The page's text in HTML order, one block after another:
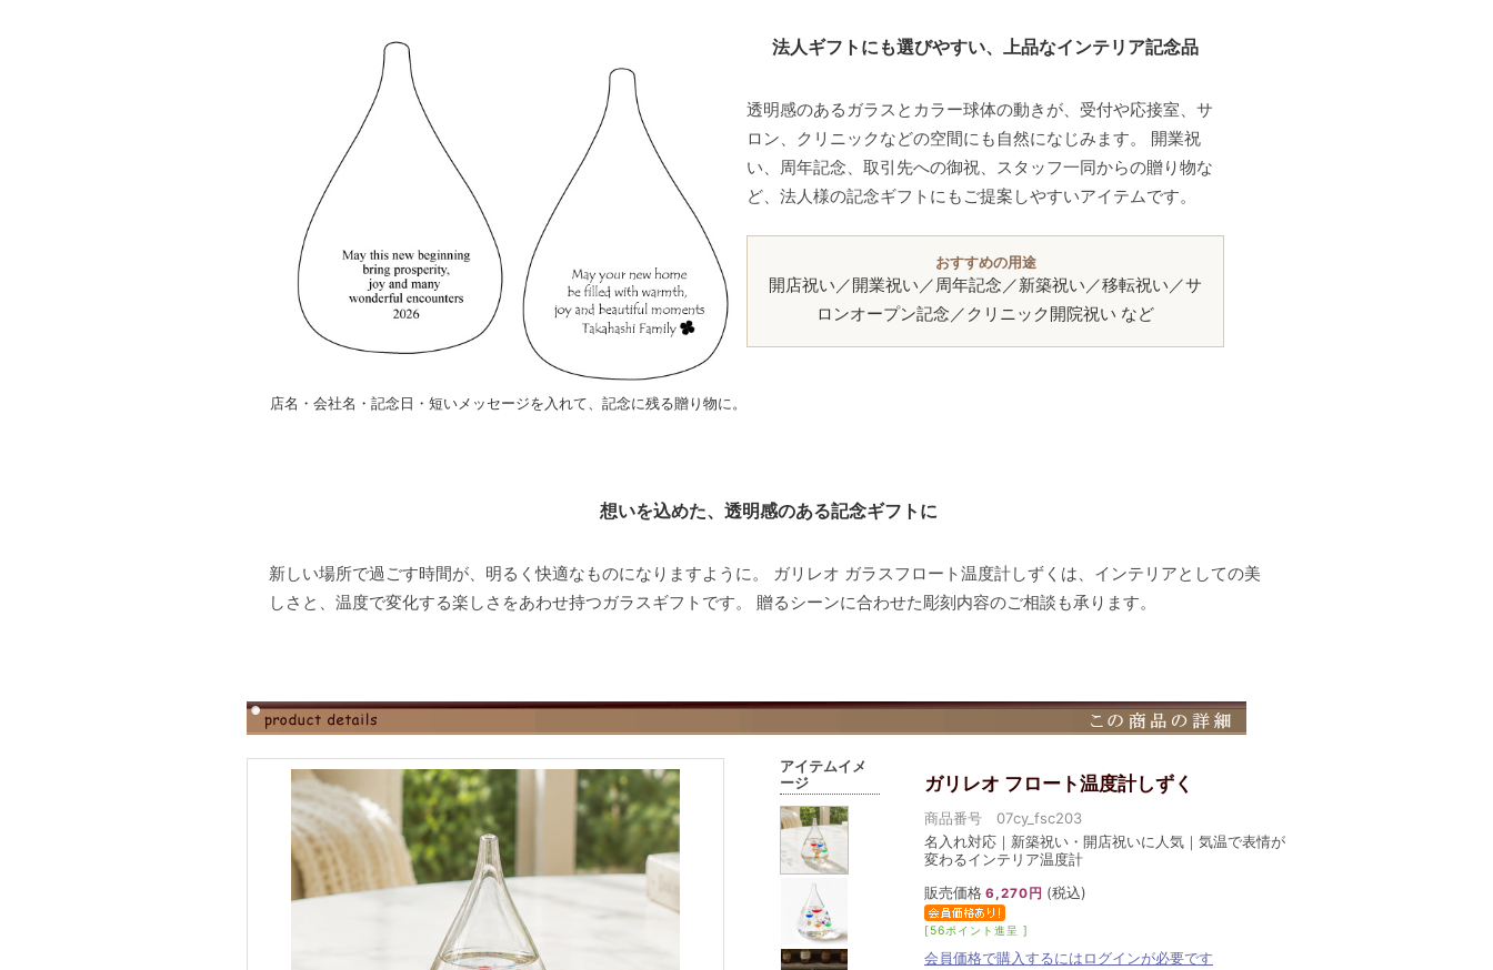
店名・会社名・記念日・短いメッセージを入れて、記念に残る贈り物に。
法人ギフトにも選びやすい、上品なインテリア記念品
透明感のあるガラスとカラー球体の動きが、受付や応接室、サ
ロン、クリニックなどの空間にも自然になじみます。 開業祝
い、周年記念、取引先への御祝、スタッフ一同からの贈り物な
ど、法人様の記念ギフトにもご提案しやすいアイテムです。
おすすめの用途
開店祝い／開業祝い／周年記念／新築祝い／移転祝い／サ
ロンオープン記念／クリニック開院祝い など
想いを込めた、透明感のある記念ギフトに
新しい場所で過ごす時間が、明るく快適なものになりますように。 ガリレオ ガラスフロート温度計しずくは、インテリアとしての美
しさと、温度で変化する楽しさをあわせ持つガラスギフトです。 贈るシーンに合わせた彫刻内容のご相談も承ります。
ガリレオ フロート温度計しずく
商品番号 07cy_fsc203
名入れ対応｜新築祝い・開店祝いに人気｜気温で表情が
変わるインテリア温度計
販売価格 6,270円 (税込)
[56ポイント進呈 ]
会員価格で購入するにはログインが必要です
アイテムイメ
ージ